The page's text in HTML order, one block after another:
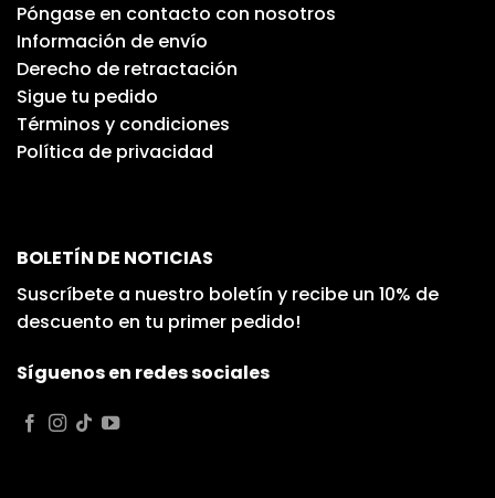
Póngase en contacto con nosotros
Información de envío
Derecho de retractación
Sigue tu pedido
Términos y condiciones
Política de privacidad
BOLETÍN DE NOTICIAS
Suscríbete a nuestro boletín y recibe un 10% de
descuento en tu primer pedido!
Síguenos en redes sociales